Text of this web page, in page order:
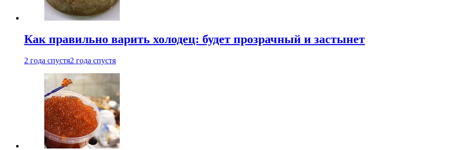
Как правильно варить холодец: будет прозрачный и застынет
2 года спустя2 года спустя